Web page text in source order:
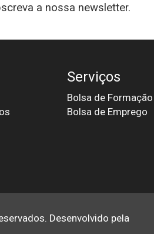
a nossa newsletter.
Serviços
Bolsa de Formação
Bolsa de Emprego
Desenvolvido pela